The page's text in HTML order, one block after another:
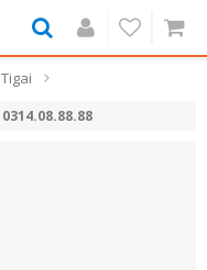
Tigai
0314.08.88.88